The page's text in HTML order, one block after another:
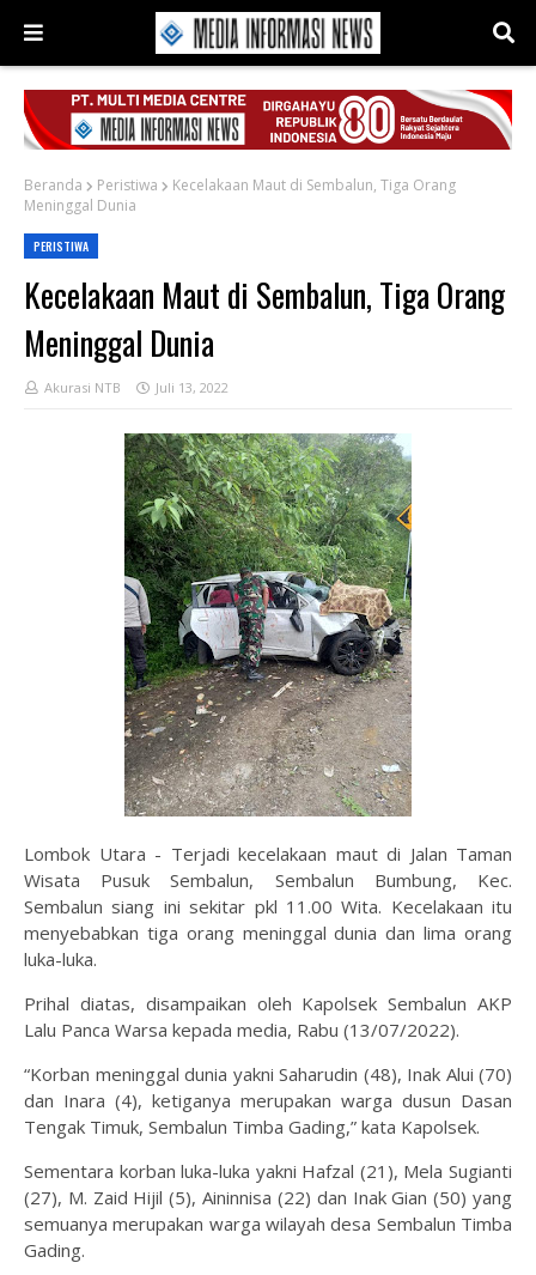
Beranda Peristiwa
Kecelakaan Maut di Sembalun, Tiga Orang
Meninggal Dunia
PERISTIWA
Kecelakaan Maut di Sembalun, Tiga Orang
Meninggal Dunia
Akurasi NTB Juli 13, 2022
Lombok Utara - Terjadi kecelakaan maut di Jalan Taman
Wisata Pusuk Sembalun, Sembalun Bumbung, Kec.
Sembalun siang ini sekitar pkl 11.00 Wita. Kecelakaan itu
menyebabkan tiga orang meninggal dunia dan lima orang
luka-luka.
Prihal diatas, disampaikan oleh Kapolsek Sembalun AKP
Lalu Panca Warsa kepada media, Rabu (13/07/2022).
“Korban meninggal dunia yakni Saharudin (48), Inak Alui (70)
dan Inara (4), ketiganya merupakan warga dusun Dasan
Tengak Timuk, Sembalun Timba Gading,” kata Kapolsek.
Sementara korban luka-luka yakni Hafzal (21), Mela Sugianti
(27), M. Zaid Hijil (5), Aininnisa (22) dan Inak Gian (50) yang
semuanya merupakan warga wilayah desa Sembalun Timba
Gading.